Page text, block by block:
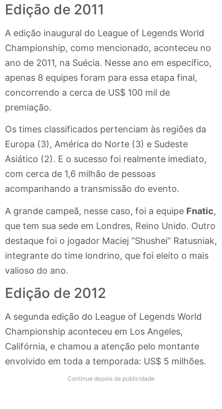
Edição de 2011
A edição inaugural do League of Legends World
Championship, como mencionado, aconteceu no
ano de 2011, na Suécia. Nesse ano em específico,
apenas 8 equipes foram para essa etapa final,
concorrendo a cerca de US$ 100 mil de
premiação.
Os times classificados pertenciam às regiões da
Europa (3), América do Norte (3) e Sudeste
Asiático (2). E o sucesso foi realmente imediato,
com cerca de 1,6 milhão de pessoas
acompanhando a transmissão do evento.
A grande campeã, nesse caso, foi a equipe Fnatic,
que tem sua sede em Londres, Reino Unido. Outro
destaque foi o jogador Maciej “Shushei” Ratusniak,
integrante do time londrino, que foi eleito o mais
valioso do ano.
Edição de 2012
A segunda edição do League of Legends World
Championship aconteceu em Los Angeles,
Califórnia, e chamou a atenção pelo montante
envolvido em toda a temporada: US$ 5 milhões.
Continue depois da publicidade